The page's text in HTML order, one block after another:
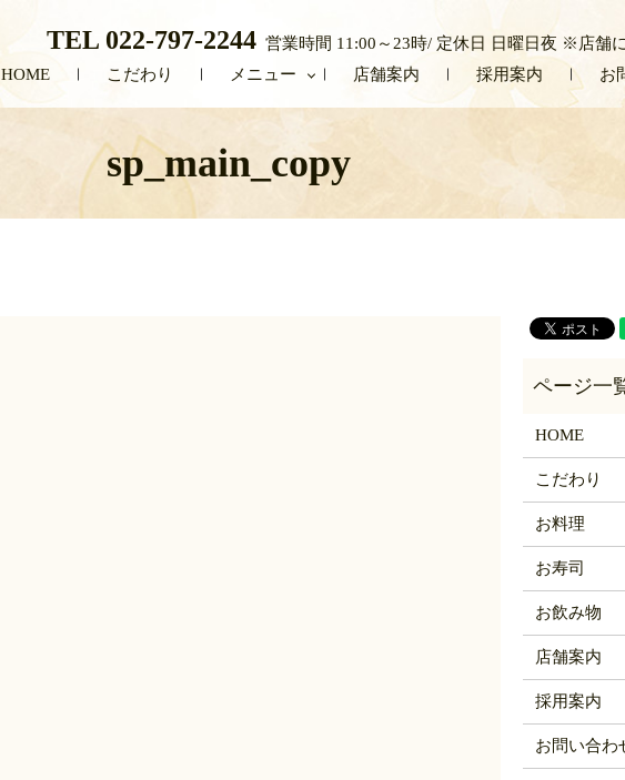
TEL 022-797-2244 営業時間 11:00～23時/ 定休日 日曜日夜 ※
HOME
こだわり メニュー 店舗案内 採用案内 お
sp_main_copy
HOME
こだわり
お料理
お寿司
お飲み物
店舗案内
採用案内
お問い合わ